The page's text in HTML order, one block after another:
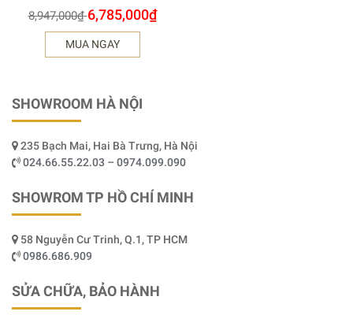
8,947,000₫ 6,785,000₫
MUA NGAY
SHOWROOM HÀ NỘI
235 Bạch Mai, Hai Bà Trưng, Hà Nội
024.66.55.22.03 – 0974.099.090
SHOWROM TP HỒ CHÍ MINH
58 Nguyễn Cư Trinh, Q.1, TP HCM
0986.686.909
SỬA CHỮA, BẢO HÀNH